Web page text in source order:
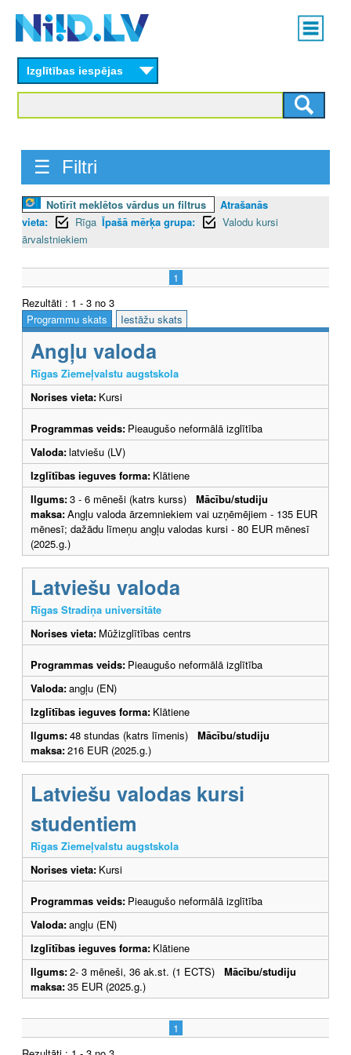
content
Main
menu
Izglītības iespējas
☰ Filtri
Notīrīt meklētos vārdus un filtrus
Atrašanās
vieta:
Rīga Īpašā mērķa grupa:
Valodu kursi
ārvalstniekiem
1
Rezultāti : 1 - 3 no 3
Programmu skats
Iestāžu skats
Angļu valoda
Rīgas Ziemeļvalstu augstskola
Norises vieta: Kursi
Programmas veids: Pieaugušo neformālā izglītība
Valoda:latviešu (LV)
Izglītības ieguves forma: Klātiene
Ilgums:3 - 6 mēneši (katrs kurss) Mācību/studiju
maksa:Angļu valoda ārzemniekiem vai uzņēmējiem - 135 EUR
mēnesī; dažādu līmeņu angļu valodas kursi - 80 EUR mēnesī
(2025.g.)
Latviešu valoda
Rīgas Stradiņa universitāte
Norises vieta: Mūžizglītības centrs
Programmas veids: Pieaugušo neformālā izglītība
Valoda:angļu (EN)
Izglītības ieguves forma: Klātiene
Ilgums:48 stundas (katrs līmenis) Mācību/studiju
maksa:216 EUR (2025.g.)
Latviešu valodas kursi
studentiem
Rīgas Ziemeļvalstu augstskola
Norises vieta: Kursi
Programmas veids: Pieaugušo neformālā izglītība
Valoda:angļu (EN)
Izglītības ieguves forma: Klātiene
Ilgums:2- 3 mēneši, 36 ak.st. (1 ECTS) Mācību/studiju
maksa:35 EUR (2025.g.)
1